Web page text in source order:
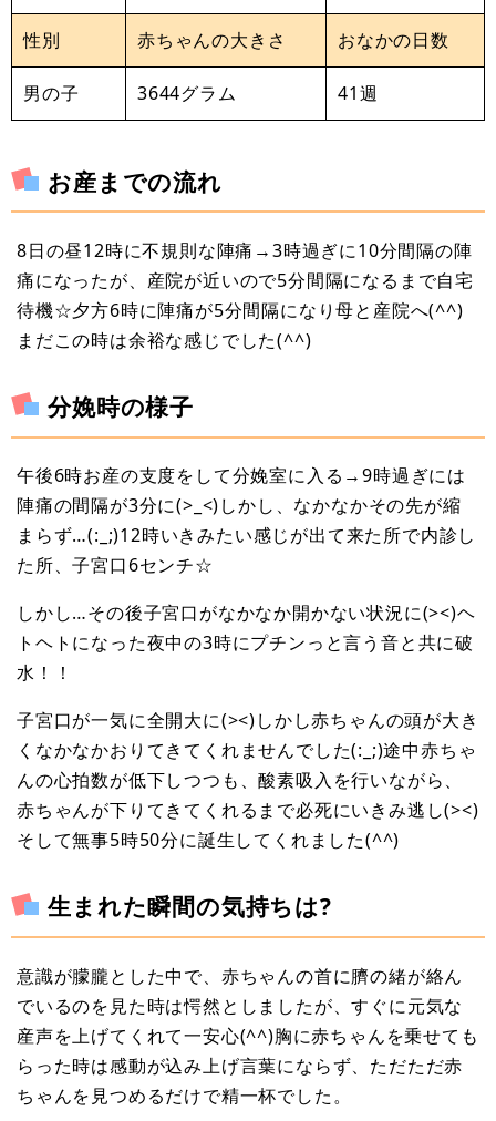
性別 赤ちゃんの大きさ おなかの日数
男の子 3644グラム 41週
お産までの流れ
8日の昼12時に不規則な陣痛→3時過ぎに10分間隔の陣
痛になったが、産院が近いので5分間隔になるまで自宅
待機☆夕方6時に陣痛が5分間隔になり母と産院へ(^^)
まだこの時は余裕な感じでした(^^)
分娩時の様子
午後6時お産の支度をして分娩室に入る→9時過ぎには
陣痛の間隔が3分に(>_<)しかし、なかなかその先が縮
まらず…(:_;)12時いきみたい感じが出て来た所で内診し
た所、子宮口6センチ☆
しかし…その後子宮口がなかなか開かない状況に(><)ヘ
トヘトになった夜中の3時にプチンっと言う音と共に破
水！！
子宮口が一気に全開大に(><)しかし赤ちゃんの頭が大き
くなかなかおりてきてくれませんでした(:_;)途中赤ちゃ
んの心拍数が低下しつつも、酸素吸入を行いながら、
赤ちゃんが下りてきてくれるまで必死にいきみ逃し(><)
そして無事5時50分に誕生してくれました(^^)
生まれた瞬間の気持ちは?
意識が朦朧とした中で、赤ちゃんの首に臍の緒が絡ん
でいるのを見た時は愕然としましたが、すぐに元気な
産声を上げてくれて一安心(^^)胸に赤ちゃんを乗せても
らった時は感動が込み上げ言葉にならず、ただただ赤
ちゃんを見つめるだけで精一杯でした。